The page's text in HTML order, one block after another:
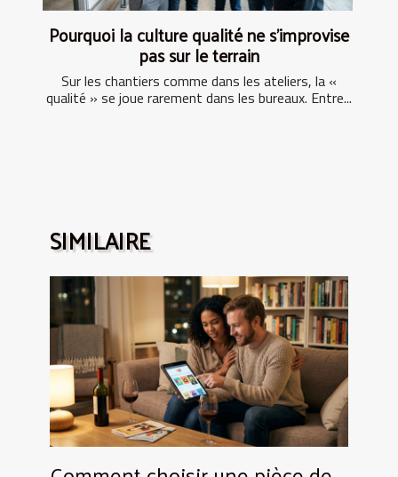
Pourquoi la culture qualité ne s’improvise
pas sur le terrain
Sur les chantiers comme dans les ateliers, la «
qualité » se joue rarement dans les bureaux. Entre...
SIMILAIRE